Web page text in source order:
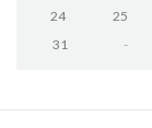
24
25
31
-